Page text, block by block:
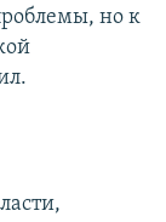
но к